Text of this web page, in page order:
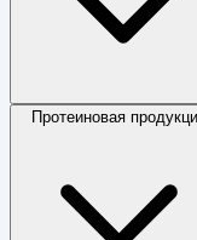
Протеиновая